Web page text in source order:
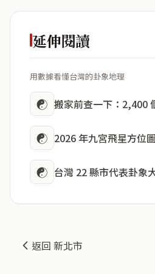
延伸閱讀
用數據看懂台灣的卦象地理
☯ 搬家前查一下：2,400
☯ 2026 年九宮飛星方位
☯ 台灣 22 縣市代表卦象
返回 新北市